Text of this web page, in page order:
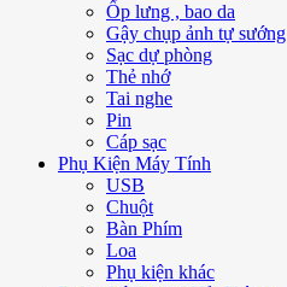
Ốp lưng , bao da
Gậy chụp ảnh tự sướng
Sạc dự phòng
Thẻ nhớ
Tai nghe
Pin
Cáp sạc
Phụ Kiện Máy Tính
USB
Chuột
Bàn Phím
Loa
Phụ kiện khác